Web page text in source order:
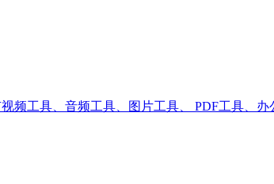
频工具、音频工具、图片工具、 PDF工具、